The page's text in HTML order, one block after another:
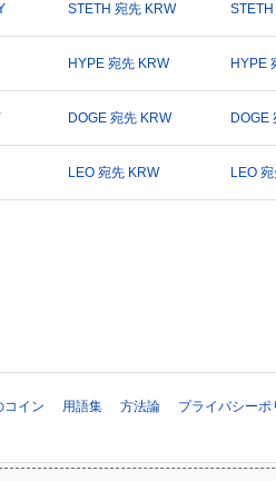
STETH 宛先 KRW
HYPE 宛先 KRW HYPE
DOGE 宛先 KRW DOGE
LEO 宛先 KRW LEO
コイン 用語集 方法論 プライバシーポ